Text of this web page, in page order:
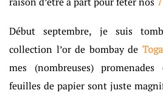
Début septembre, je suis
collection l’or de bombay de
mes (nombreuses)
feuilles de papier sont juste